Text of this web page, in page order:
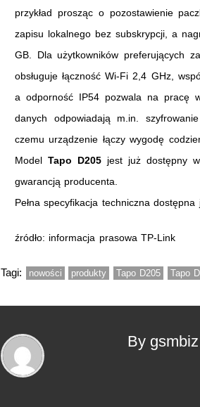
przykład prosząc o pozostawienie
zapisu lokalnego bez subskrypcji, a
GB. Dla użytkowników preferujących
obsługuje łączność Wi-Fi 2,4 GHz,
a odporność IP54 pozwala na pracę
danych odpowiadają m.in.
czemu urządzenie łączy wygodę
Model Tapo D205 jest już dostępny
gwarancją producenta.
Pełna specyfikacja techniczna
źródło: informacja prasowa TP-Link
Tagi: nowości produkty Tapo D205 Tapo
By gsmbiz